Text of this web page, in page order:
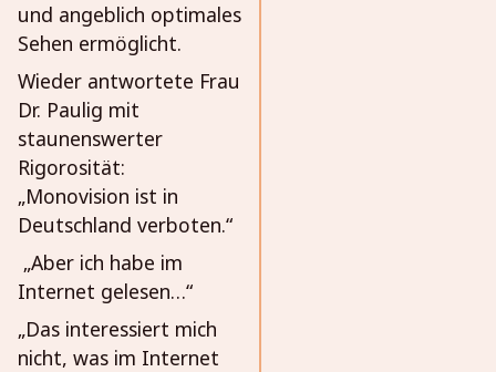
und angeblich optimales
Sehen ermöglicht.
Wieder antwortete Frau
Dr. Paulig mit
staunenswerter
Rigorosität:
„Monovision ist in
Deutschland verboten.“
„Aber ich habe im
Internet gelesen…“
„Das interessiert mich
nicht, was im Internet